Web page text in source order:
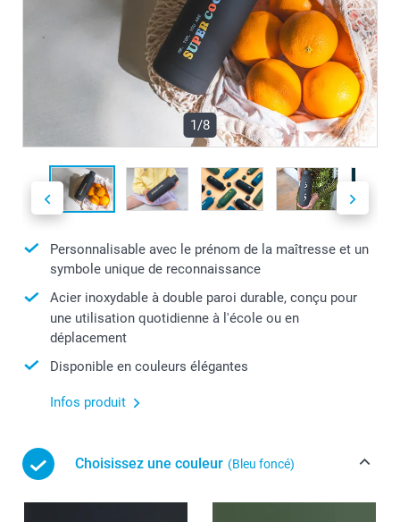
1/8
Personnalisable avec le prénom de la maîtresse et un
symbole unique de reconnaissance
Acier inoxydable à double paroi durable, conçu pour
une utilisation quotidienne à l'école ou en
déplacement
Disponible en couleurs élégantes
Infos produit
Choisissez une couleur (Bleu foncé)